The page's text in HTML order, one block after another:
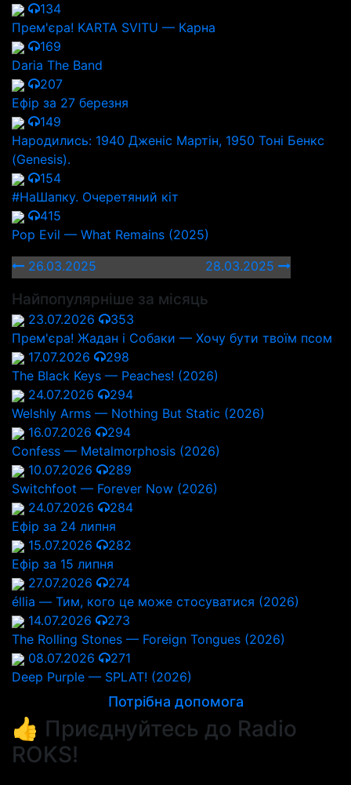
134
Прем'єра! KARTA SVITU — Карна
169
Daria The Band
207
Ефір за 27 березня
149
Народились: 1940 Дженіс Мартін, 1950 Тоні Бенкс
(Genesis).
154
#НаШапку. Очеретяний кіт
415
Pop Evil — What Remains (2025)
26.03.2025
28.03.2025
Найпопулярніше за місяць
23.07.2026
353
Прем'єра! Жадан і Собаки — Хочу бути твоїм псом
17.07.2026
298
The Black Keys — Peaches! (2026)
24.07.2026
294
Welshly Arms — Nothing But Static (2026)
16.07.2026
294
Confess — Metalmorphosis (2026)
10.07.2026
289
Switchfoot — Forever Now (2026)
24.07.2026
284
Ефір за 24 липня
15.07.2026
282
Ефір за 15 липня
27.07.2026
274
éllia — Тим, кого це може стосуватися (2026)
14.07.2026
273
The Rolling Stones — Foreign Tongues (2026)
08.07.2026
271
Deep Purple — SPLAT! (2026)
Потрібна допомога
👍 Приєднуйтесь до Radio
ROKS!